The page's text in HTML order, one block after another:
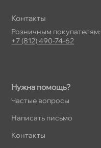
Нужна помощь?
Частые вопросы
Написать письмо
Контакты
Контакты
Розничным покупателям:
+7 (812) 490-74-62